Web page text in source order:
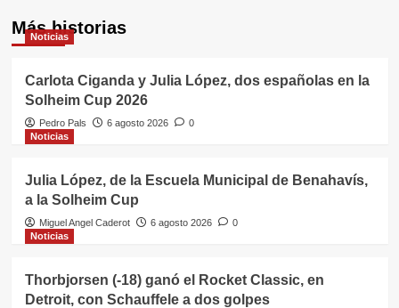
Más historias
Noticias
Carlota Ciganda y Julia López, dos españolas en la
Solheim Cup 2026
Pedro Pals 6 agosto 2026
0
Noticias
Julia López, de la Escuela Municipal de Benahavís,
a la Solheim Cup
Miguel Angel Caderot 6 agosto 2026
0
Noticias
Thorbjorsen (-18) ganó el Rocket Classic, en
Detroit, con Schauffele a dos golpes